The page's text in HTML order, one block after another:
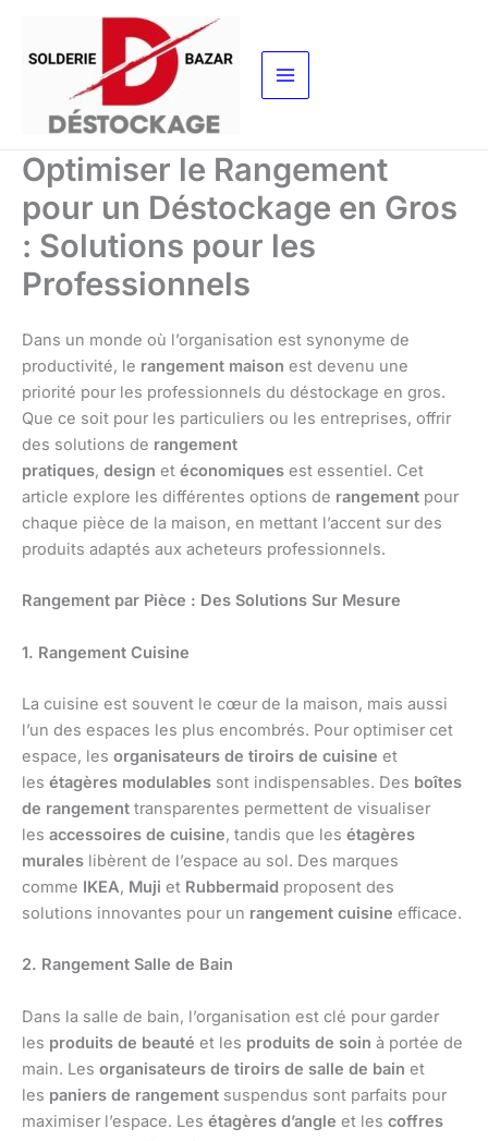
contenu
Optimiser le Rangement
pour un Déstockage en Gros
: Solutions pour les
Professionnels
Dans un monde où l’organisation est synonyme de
productivité, le rangement maison est devenu une
priorité pour les professionnels du déstockage en gros.
Que ce soit pour les particuliers ou les entreprises, offrir
des solutions de rangement
pratiques, design et économiques est essentiel. Cet
article explore les différentes options de rangement pour
chaque pièce de la maison, en mettant l’accent sur des
produits adaptés aux acheteurs professionnels.
Rangement par Pièce : Des Solutions Sur Mesure
1. Rangement Cuisine
La cuisine est souvent le cœur de la maison, mais aussi
l’un des espaces les plus encombrés. Pour optimiser cet
espace, les organisateurs de tiroirs de cuisine et
les étagères modulables sont indispensables. Des boîtes
de rangement transparentes permettent de visualiser
les accessoires de cuisine, tandis que les étagères
murales libèrent de l’espace au sol. Des marques
comme IKEA, Muji et Rubbermaid proposent des
solutions innovantes pour un rangement cuisine efficace.
2. Rangement Salle de Bain
Dans la salle de bain, l’organisation est clé pour garder
les produits de beauté et les produits de soin à portée de
main. Les organisateurs de tiroirs de salle de bain et
les paniers de rangement suspendus sont parfaits pour
maximiser l’espace. Les étagères d’angle et les coffres